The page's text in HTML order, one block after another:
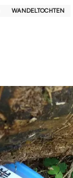
WANDELTOCHTEN